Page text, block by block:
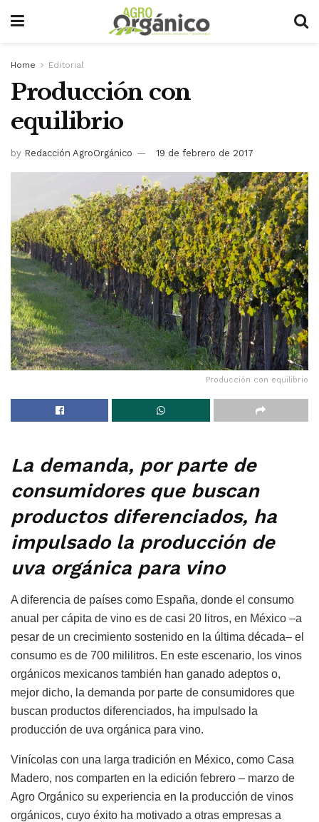
Home Editorial
Producción con
equilibrio
by Redacción AgroOrgánico 19 de febrero de 2017
Producción con equilibrio
La demanda, por parte de
consumidores que buscan
productos diferenciados, ha
impulsado la producción de
uva orgánica para vino
A diferencia de países como España, donde el consumo
anual per cápita de vino es de casi 20 litros, en México –a
pesar de un crecimiento sostenido en la última década– el
consumo es de 700 mililitros. En este escenario, los vinos
orgánicos mexicanos también han ganado adeptos o,
mejor dicho, la demanda por parte de consumidores que
buscan productos diferenciados, ha impulsado la
producción de uva orgánica para vino.
Vinícolas con una larga tradición en México, como Casa
Madero, nos comparten en la edición febrero – marzo de
Agro Orgánico su experiencia en la producción de vinos
orgánicos, cuyo éxito ha motivado a otras empresas a